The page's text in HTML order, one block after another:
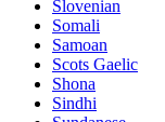
Slovenian
Somali
Samoan
Scots Gaelic
Shona
Sindhi